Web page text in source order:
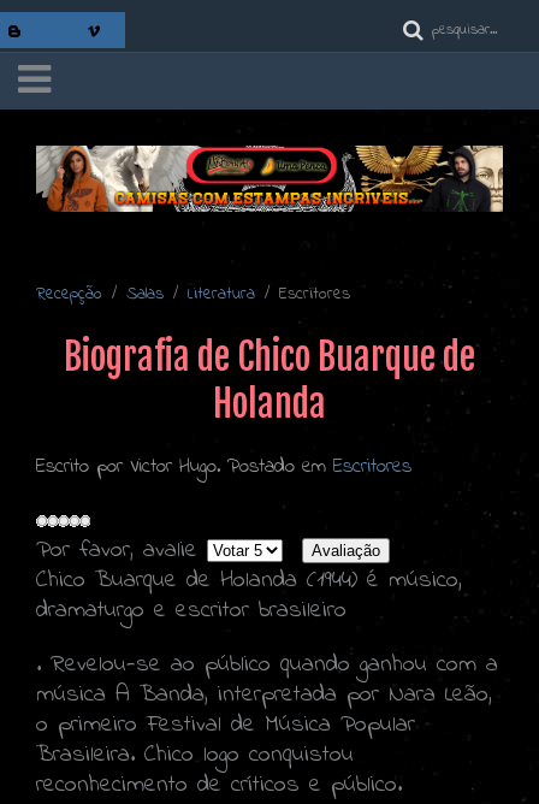
Recepção Salas Literatura Escritores
Biografia de Chico Buarque de
Holanda
Escrito por Victor Hugo. Postado em Escritores
Por favor, avalie
Chico Buarque de Holanda (1944) é músico,
dramaturgo e escritor brasileiro
. Revelou-se ao público quando ganhou com a
música A Banda, interpretada por Nara Leão,
o primeiro Festival de Música Popular
Brasileira. Chico logo conquistou
reconhecimento de críticos e público.